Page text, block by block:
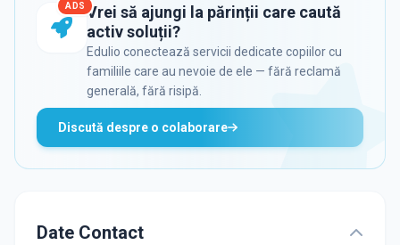
ADS Vrei să ajungi la părinții care caută
activ soluții?
Edulio conectează servicii dedicate copiilor cu
familiile care au nevoie de ele — fără reclamă
generală, fără risipă.
Discută despre o colaborare
Date Contact